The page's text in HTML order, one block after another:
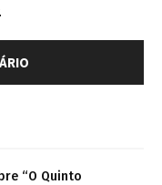
“O Quinto